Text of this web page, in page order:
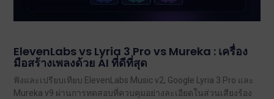
ElevenLabs vs Lyria 3 Pro vs Mureka : เครื่อง
มือสร้างเพลงด้วย AI ที่ดีที่สุด
ฟังและเปรียบเทียบ ElevenLabs Music v2, Google Lyria 3 Pro และ
Mureka v9 ผ่านการทดสอบที่ควบคุมอย่างละเอียดในส่วนเสียงร้อง